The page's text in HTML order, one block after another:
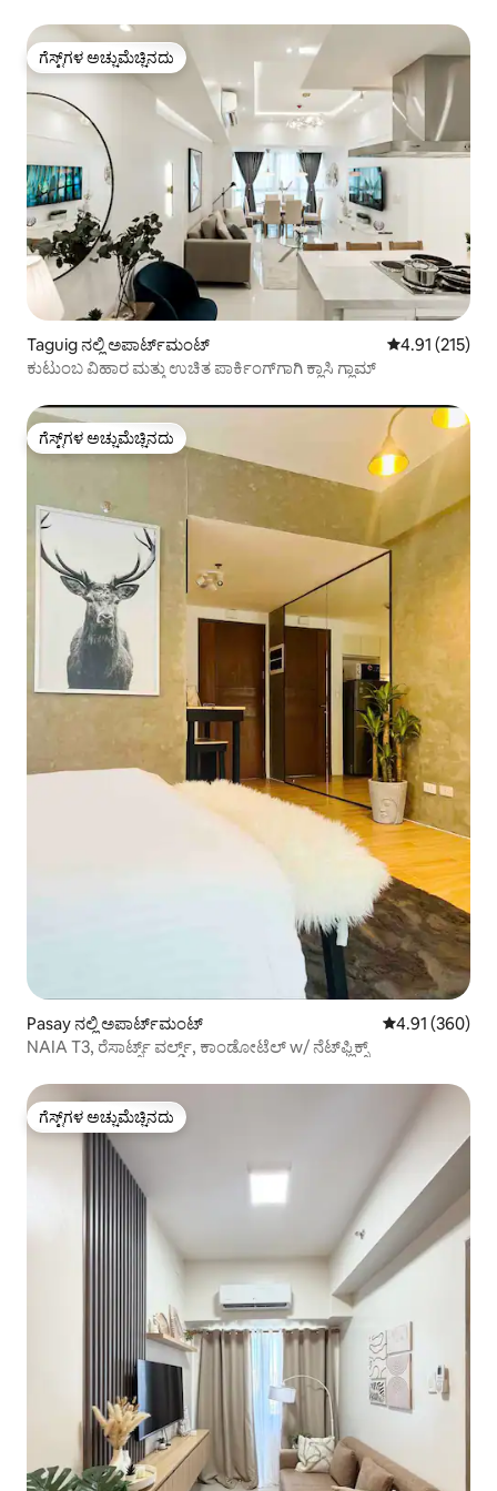
ಗೆಸ್ಟ್‌ಗಳ ಅಚ್ಚುಮೆಚ್ಚಿನದು
ಗೆಸ್ಟ್‌ಗಳ ಅಚ್ಚುಮೆಚ್ಚಿನದು
Taguig ನಲ್ಲಿ ಅಪಾರ್ಟ್‌ಮಂಟ್ 5 ರಲ್ಲಿ 4.91
4.91 (215)
ಕುಟುಂಬ ವಿಹಾರ ಮತ್ತು ಉಚಿತ ಪಾರ್ಕಿಂಗ್‌ಗಾಗಿ ಕ್ಲಾಸಿ ಗ್ಲಾಮ್
ಗೆಸ್ಟ್‌ಗಳ ಅಚ್ಚುಮೆಚ್ಚಿನದು
ಗೆಸ್ಟ್‌ಗಳ ಅಚ್ಚುಮೆಚ್ಚಿನದು
Pasay ನಲ್ಲಿ ಅಪಾರ್ಟ್‌ಮಂಟ್ 5 ರಲ್ಲಿ 4.91
4.91 (360)
NAIA T3, ರೆಸಾರ್ಟ್ಸ್ ವರ್ಲ್ಡ್, ಕಾಂಡೋಟೆಲ್ w/ ನೆಟ್‌ಫ್ಲಿಕ್ಸ್
ಗೆಸ್ಟ್‌ಗಳ ಅಚ್ಚುಮೆಚ್ಚಿನದು
ಗೆಸ್ಟ್‌ಗಳ ಅಚ್ಚುಮೆಚ್ಚಿನದು